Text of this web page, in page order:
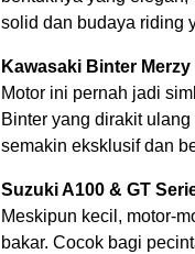
solid dan budaya riding
Kawasaki Binter Merzy
Motor ini pernah jadi
Binter yang dirakit
semakin eksklusif dan
Suzuki A100 & GT
Meskipun kecil, motor-
bakar. Cocok bagi